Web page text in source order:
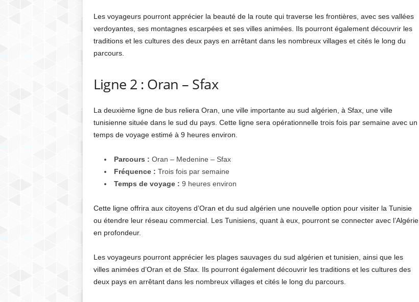
Les voyageurs pourront apprécier la beauté de la route qui traverse les frontières, avec ses vallées
verdoyantes, ses montagnes escarpées et ses villes animées. Ils pourront également découvrir les
traditions et les cultures des deux pays en arrêtant dans les nombreux villages et cités le long du
parcours.
Ligne 2 : Oran – Sfax
La deuxième ligne de bus reliera Oran, une ville importante au sud algérien, à Sfax, une ville
tunisienne située dans le sud du pays. Cette ligne sera opérationnelle trois fois par semaine avec un
temps de voyage estimé à 9 heures environ.
Parcours : Oran – Medenine – Sfax
Fréquence : Trois fois par semaine
Temps de voyage : 9 heures environ
Cette ligne offrira aux citoyens d’Oran et du sud algérien une nouvelle option pour visiter la Tunisie
ou étendre leur réseau commercial. Les Tunisiens, quant à eux, pourront se connecter avec l’Algérie
en profondeur.
Les voyageurs pourront apprécier les plages sauvages du sud algérien et tunisien, ainsi que les
villes animées d’Oran et de Sfax. Ils pourront également découvrir les traditions et les cultures des
deux pays en arrêtant dans les nombreux villages et cités le long du parcours.